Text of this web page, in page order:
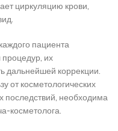
циркуляцию крови,
пациента
их
дальнейшей коррекции.
от косметологических
последствий, необходима
косметолога.